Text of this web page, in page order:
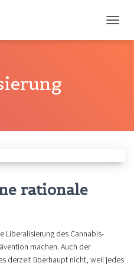
rationale
Liberalisierung des Cannabis-
machen. Auch der
derzeit überhaupt nicht, weil jedes